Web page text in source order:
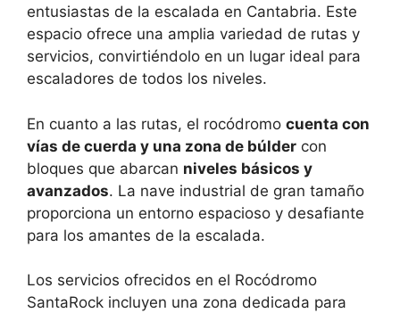
entusiastas de la escalada en Cantabria. Este
espacio ofrece una amplia variedad de rutas y
servicios, convirtiéndolo en un lugar ideal para
escaladores de todos los niveles.
En cuanto a las rutas, el rocódromo cuenta con
vías de cuerda y una zona de búlder con
bloques que abarcan niveles básicos y
avanzados. La nave industrial de gran tamaño
proporciona un entorno espacioso y desafiante
para los amantes de la escalada.
Los servicios ofrecidos en el Rocódromo
SantaRock incluyen una zona dedicada para